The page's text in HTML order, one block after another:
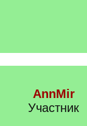
AnnMir
Участник